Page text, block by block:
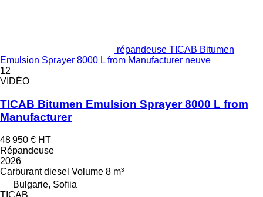
répandeuse TICAB Bitumen
Emulsion Sprayer 8000 L from Manufacturer neuve
12
VIDÉO
TICAB Bitumen Emulsion Sprayer 8000 L from
Manufacturer
48 950 € HT
Répandeuse
2026
Carburant diesel Volume 8 m³
Bulgarie, Sofiia
TICAB